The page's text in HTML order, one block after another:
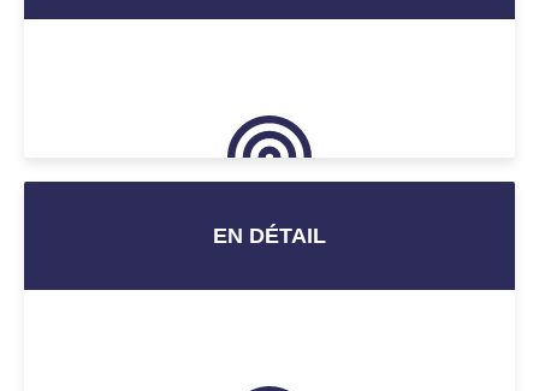
EN DÉTAIL